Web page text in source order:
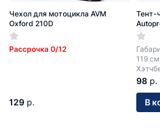
Чехол для мотоцикла AVM
Oxford 210D
Рассрочка 0/12
129 р.
Тент-
119 см.
98 р.
В